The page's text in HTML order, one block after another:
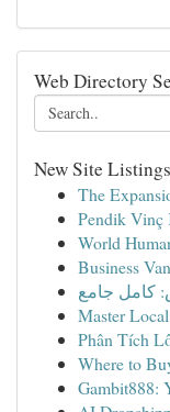
Web Directory
New Site Listings
The
Pendik Vinç
World
Business
کامل جامع
Master
Phân Tích
Where to
Gambit888: